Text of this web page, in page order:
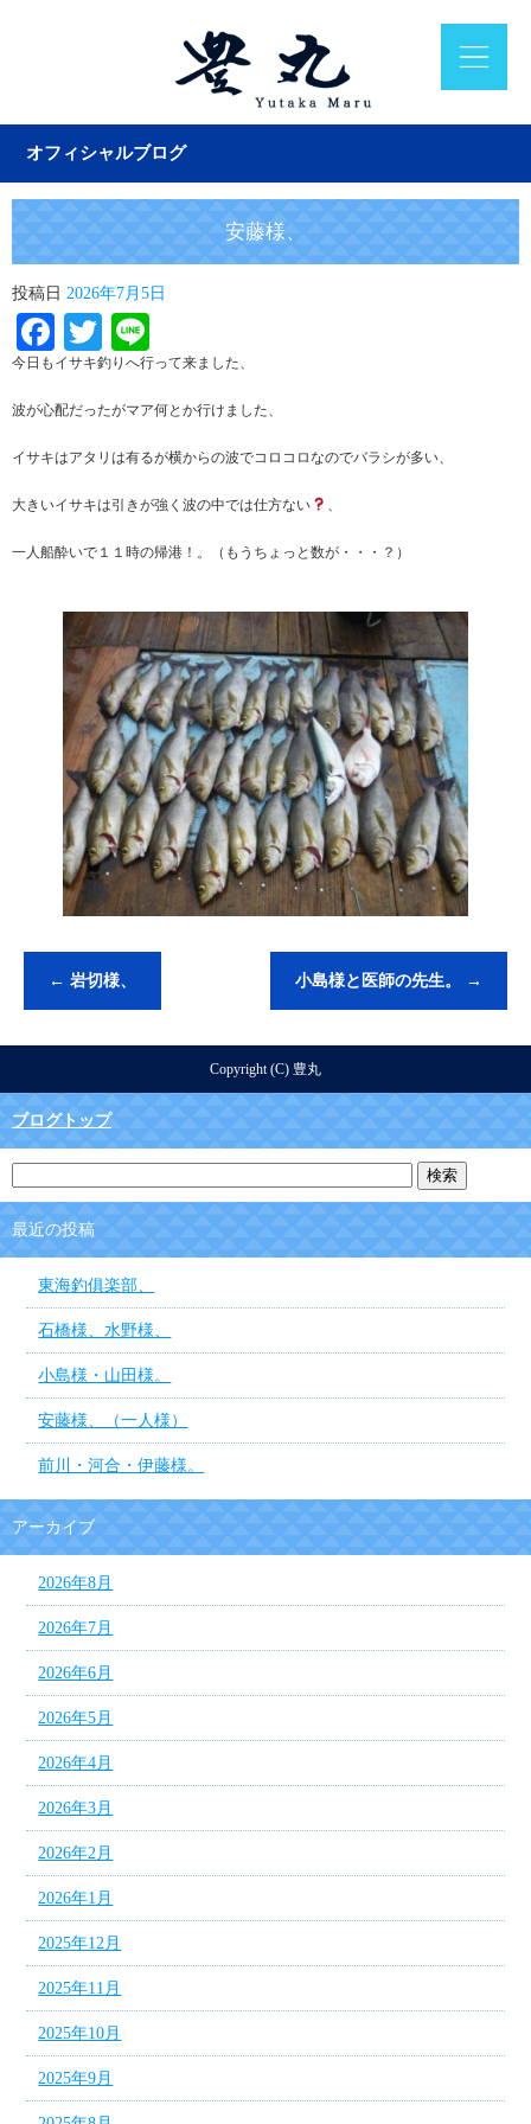
オフィシャルブログ
安藤様、
投稿日 2026年7月5日
Facebook
Twitter
今日もイサキ釣りへ行って来ました、
波が心配だったがマア何とか行けました、
イサキはアタリは有るが横からの波でコロコロなのでバラシが多い、
大きいイサキは引きが強く波の中では仕方ない 、
一人船酔いで１１時の帰港！。（もうちょっと数が・・・？）
← 岩切様、 小島様と医師の先生。 →
Copyright (C) 豊丸
ブログトップ
最近の投稿
東海釣俱楽部、
石橋様、水野様、
小島様・山田様。
安藤様、（一人様）
前川・河合・伊藤様。
アーカイブ
2026年8月
2026年7月
2026年6月
2026年5月
2026年4月
2026年3月
2026年2月
2026年1月
2025年12月
2025年11月
2025年10月
2025年9月